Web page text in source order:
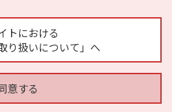
トにおける
り扱いについて」へ
意する
All Rights Reserved.